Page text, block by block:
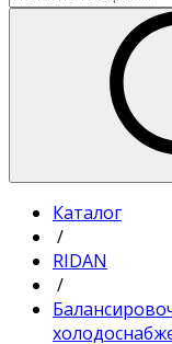
Каталог
/
RIDAN
/